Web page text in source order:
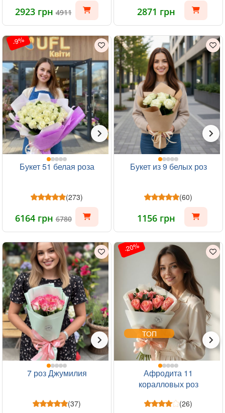
2923 грн4911 2871 грн
-9%
Букет 51 белая роза
(273)
6164 грн6780
Букет из 9 белых роз
(60)
1156 грн
7 роз Джумилия
(37)
-20%
ТОП
Афродита 11
коралловых роз
(26)